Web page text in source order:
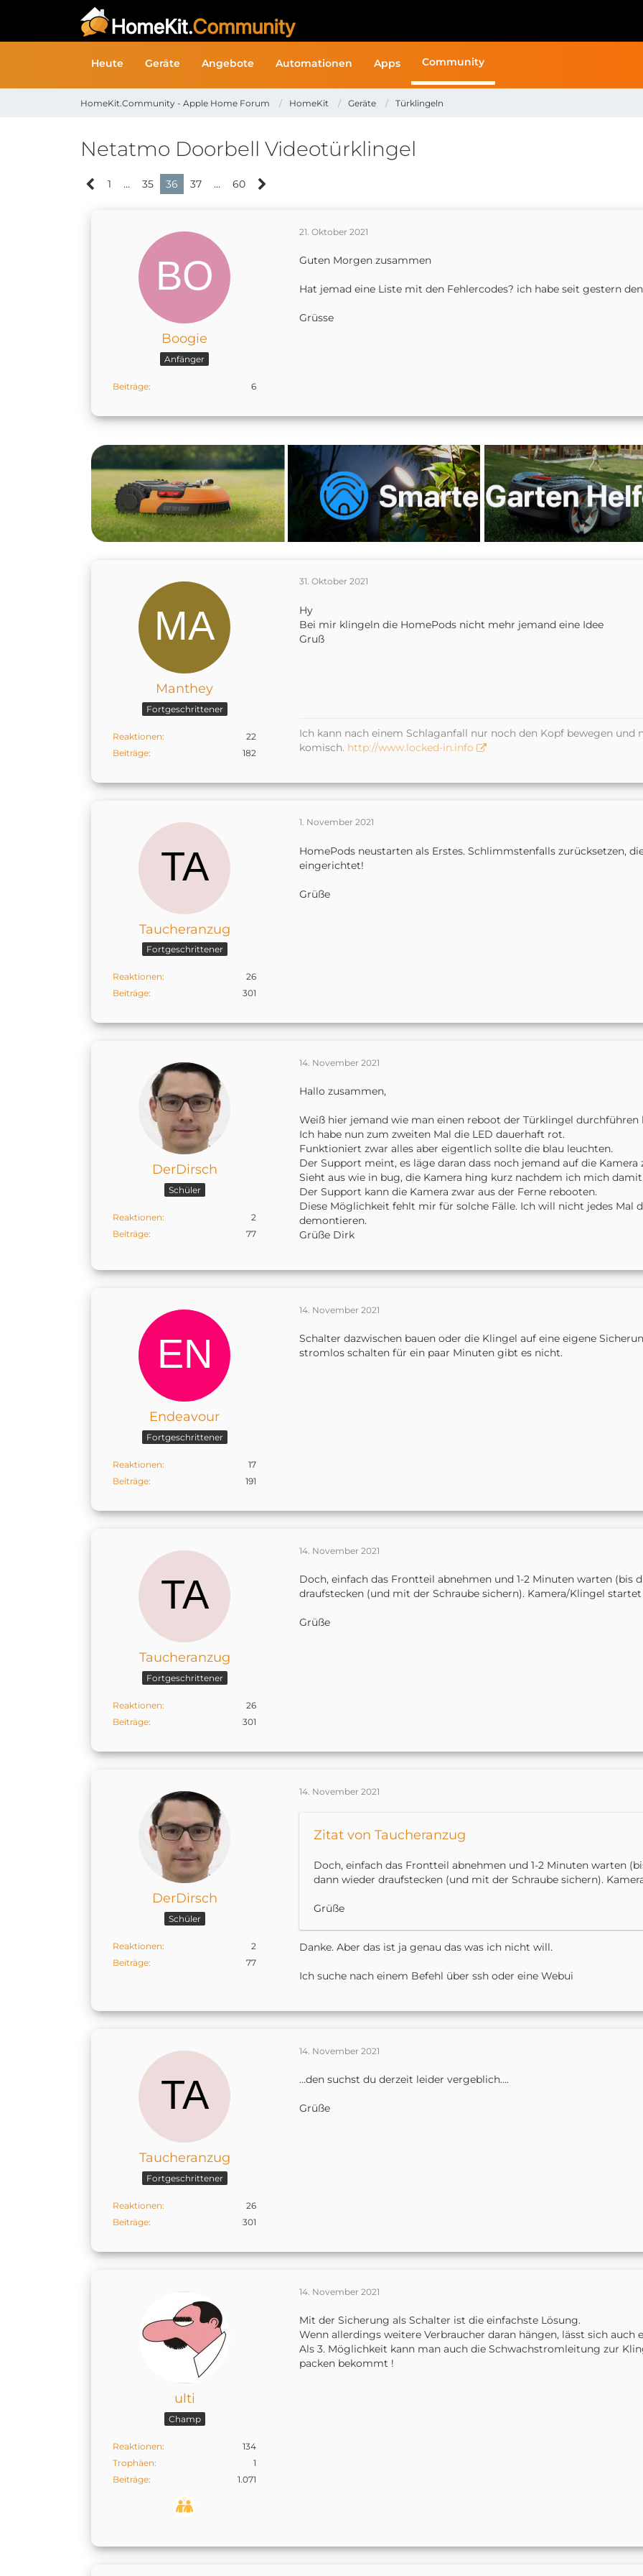
Heute Geräte Angebote Automationen Apps Community
HomeKit.Community - Apple Home Forum HomeKit Geräte Türklingeln
Netatmo Doorbell Videotürklingel
1 … 35 36 37 … 60
Boogie
Anfänger
Beiträge 6
21. Oktober 2021
Guten Morgen zusammen
Hat jemad eine Liste mit den Fehlercodes? ich habe seit gestern den
Grüsse
Manthey
Fortgeschrittener
Reaktionen
22
Beiträge
182
31. Oktober 2021
Hy
Bei mir klingeln die HomePods nicht mehr jemand eine Idee
Gruß
Ich kann nach einem Schlaganfall nur noch den Kopf bewegen und
komisch. http://www.locked-in.info
Taucheranzug
Fortgeschrittener
Reaktionen
26
Beiträge
301
1. November 2021
HomePods neustarten als Erstes. Schlimmstenfalls zurücksetzen,
eingerichtet!
Grüße
DerDirsch
Schüler
Reaktionen
2
Beiträge
77
14. November 2021
Hallo zusammen,
Weiß hier jemand wie man einen reboot der Türklingel durchführen
Ich habe nun zum zweiten Mal die LED dauerhaft rot.
Funktioniert zwar alles aber eigentlich sollte die blau leuchten.
Der Support meint, es läge daran dass noch jemand auf die
Sieht aus wie in bug, die Kamera hing kurz nachdem ich mich
Der Support kann die Kamera zwar aus der Ferne rebooten.
Diese Möglichkeit fehlt mir für solche Fälle. Ich will nicht jedes Mal
demontieren.
Grüße Dirk
Endeavour
Fortgeschrittener
Reaktionen
17
Beiträge
191
14. November 2021
Schalter dazwischen bauen oder die Klingel auf eine eigene
stromlos schalten für ein paar Minuten gibt es nicht.
Taucheranzug
Fortgeschrittener
Reaktionen
26
Beiträge
301
14. November 2021
Doch, einfach das Frontteil abnehmen und 1-2 Minuten warten (bis
draufstecken (und mit der Schraube sichern). Kamera/Klingel
Grüße
DerDirsch
Schüler
Reaktionen
2
Beiträge
77
14. November 2021
Zitat von Taucheranzug
Doch, einfach das Frontteil abnehmen und 1-2 Minuten warten
dann wieder draufstecken (und mit der Schraube sichern).
Grüße
Danke. Aber das ist ja genau das was ich nicht will.
Ich suche nach einem Befehl über ssh oder eine Webui
Taucheranzug
Fortgeschrittener
Reaktionen
26
Beiträge
301
14. November 2021
…den suchst du derzeit leider vergeblich….
Grüße
ulti
Champ
Reaktionen
134
Trophäen
1
Beiträge
1.071
14. November 2021
Mit der Sicherung als Schalter ist die einfachste Lösung.
Wenn allerdings weitere Verbraucher daran hängen, lässt sich auch
Als 3. Möglichkeit kann man auch die Schwachstromleitung zur
packen bekommt !